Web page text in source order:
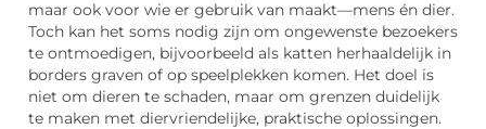
maar ook voor wie er gebruik van maakt—mens én dier.
Toch kan het soms nodig zijn om ongewenste bezoekers
te ontmoedigen, bijvoorbeeld als katten herhaaldelijk in
borders graven of op speelplekken komen. Het doel is
niet om dieren te schaden, maar om grenzen duidelijk
te maken met diervriendelijke, praktische oplossingen.